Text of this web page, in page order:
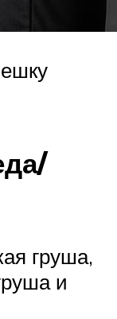
груша,
и